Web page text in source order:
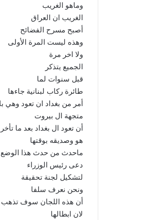
وماهو الغريب
الغريب ان العراق
أصبح مسرح الفضائح
وهذه ليست المرة الأولى
ولا اخر مرة
الجميع يتذكر
قبل سنوات لما
طائرة ركاب لبنانية جاءها
أمر من بغداد ان تعود وهي
متجهة ال بيروت
أن تعود ال بغداد بعد ما
هو وصديقه بوقتها
ماحدث من حدث هذا الوضع
دعى رئيس الوزراء
لتشكيل لجنة تحقيقة
ونحن نعرف سلفا
أن هذه اللجان سوف تذهب
لان ابطالها